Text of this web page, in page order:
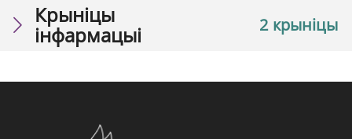
2 крыніцы
Крыніцы
інфармацыі